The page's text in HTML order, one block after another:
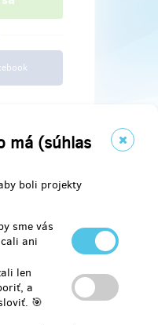
má (súhlas
boli projekty
sme vás
ani
len
a
🎯